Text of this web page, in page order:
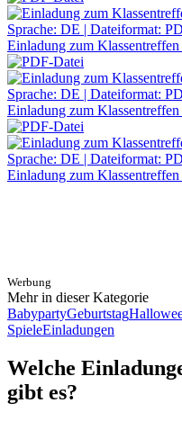
Sprache: DE | Dateiformat:
Einladung zum
Sprache: DE | Dateiformat:
Einladung zum
Sprache: DE | Dateiformat:
Einladung zum
Werbung
Mehr in dieser Kategorie
BabypartyGeburtstag
SpieleEinladungen
Welche
gibt es?